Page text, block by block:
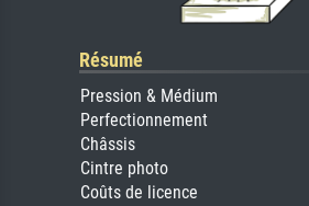
Résumé
Pression & Médium
Perfectionnement
Châssis
Cintre photo
Coûts de licence